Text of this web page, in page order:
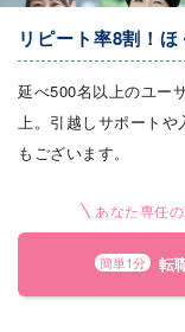
リピート率8割！
延べ500名以上のユー
上。引越しサポート
もございます。
あなた専任
簡単1分 転